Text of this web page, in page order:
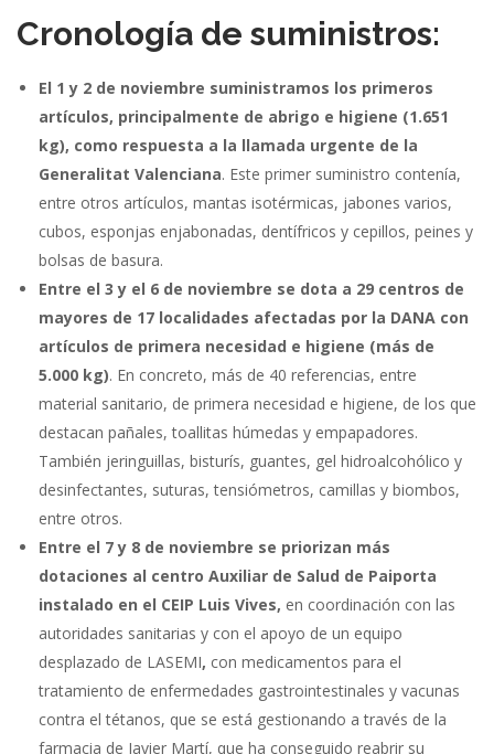
Cronología de suministros:
El 1 y 2 de noviembre suministramos los primeros
artículos, principalmente de abrigo e higiene (1.651
kg), como respuesta a la llamada urgente de la
Generalitat Valenciana. Este primer suministro contenía,
entre otros artículos, mantas isotérmicas, jabones varios,
cubos, esponjas enjabonadas, dentífricos y cepillos, peines y
bolsas de basura.
Entre el 3 y el 6 de noviembre se dota a 29 centros de
mayores de 17 localidades afectadas por la DANA con
artículos de primera necesidad e higiene (más de
5.000 kg). En concreto, más de 40 referencias, entre
material sanitario, de primera necesidad e higiene, de los que
destacan pañales, toallitas húmedas y empapadores.
También jeringuillas, bisturís, guantes, gel hidroalcohólico y
desinfectantes, suturas, tensiómetros, camillas y biombos,
entre otros.
Entre el 7 y 8 de noviembre se priorizan más
dotaciones al centro Auxiliar de Salud de Paiporta
instalado en el CEIP Luis Vives, en coordinación con las
autoridades sanitarias y con el apoyo de un equipo
desplazado de LASEMI, con medicamentos para el
tratamiento de enfermedades gastrointestinales y vacunas
contra el tétanos, que se está gestionando a través de la
farmacia de Javier Martí, que ha conseguido reabrir su